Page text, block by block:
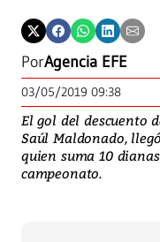
PorAgencia EFE
03/05/2019 09:38
El gol del descuento
Saúl Maldonado,
quien suma 10
campeonato.